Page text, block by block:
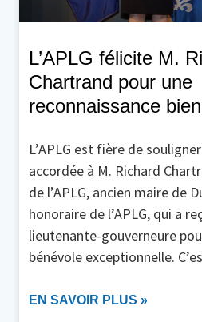
L’APLG félicite M.
Chartrand pour une
reconnaissance
L’APLG est fière de
accordée à M. Richard
de l’APLG, ancien maire de
honoraire de l’APLG, qui a
lieutenante-gouverneure
bénévole exceptionnelle.
EN SAVOIR PLUS »